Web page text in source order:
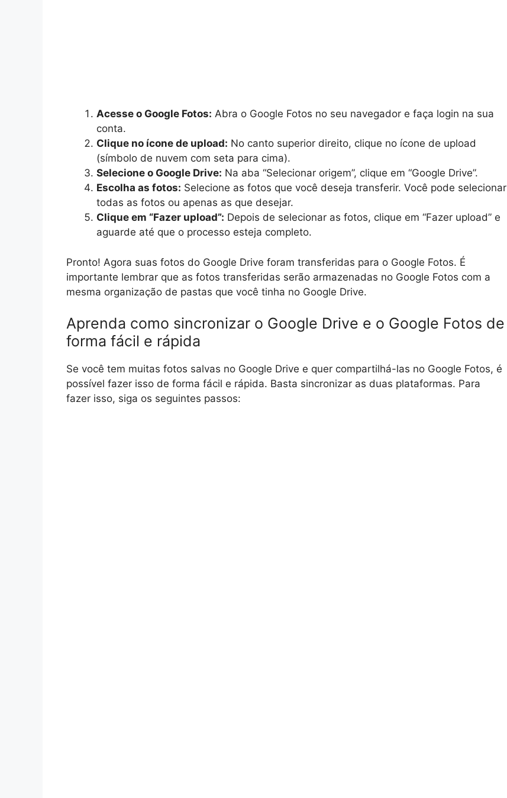
Acesse o Google Fotos: Abra o Google Fotos no seu navegador e faça login na sua
conta.
Clique no ícone de upload: No canto superior direito, clique no ícone de upload
(símbolo de nuvem com seta para cima).
Selecione o Google Drive: Na aba “Selecionar origem”, clique em “Google Drive”.
Escolha as fotos: Selecione as fotos que você deseja transferir. Você pode selecionar
todas as fotos ou apenas as que desejar.
Clique em “Fazer upload”: Depois de selecionar as fotos, clique em “Fazer upload” e
aguarde até que o processo esteja completo.
Pronto! Agora suas fotos do Google Drive foram transferidas para o Google Fotos. É
importante lembrar que as fotos transferidas serão armazenadas no Google Fotos com a
mesma organização de pastas que você tinha no Google Drive.
Aprenda como sincronizar o Google Drive e o Google Fotos de
forma fácil e rápida
Se você tem muitas fotos salvas no Google Drive e quer compartilhá-las no Google Fotos, é
possível fazer isso de forma fácil e rápida. Basta sincronizar as duas plataformas. Para
fazer isso, siga os seguintes passos: